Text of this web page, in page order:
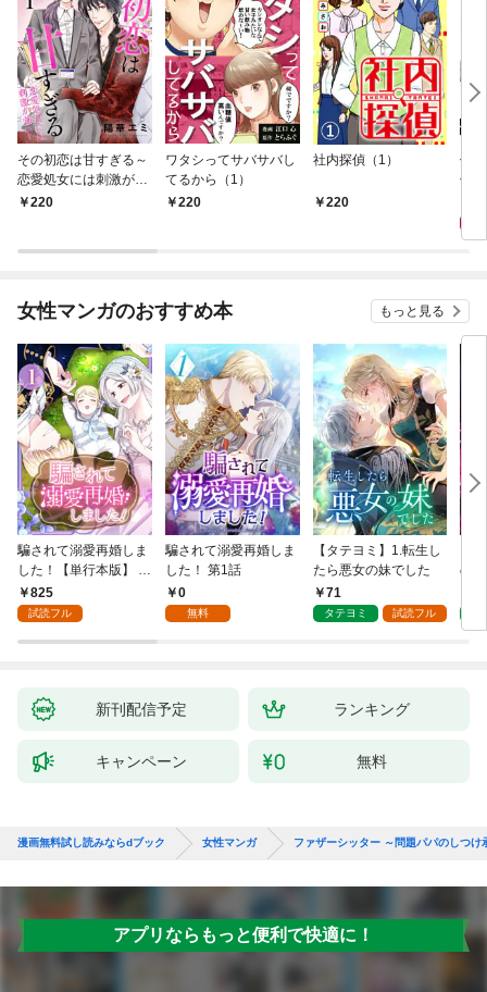
その初恋は甘すぎる～
恋愛処女には刺激が強
い～（1）
220
ワタシってサバサバし
てるから（1）
220
社内探偵（1）
220
使
伝
女性マンガのおすすめ本 もっと見る
騙されて溺愛再婚しま
した！【単行本版】 1
巻825
試読フル
騙されて溺愛再婚しま
した！ 第1話
0
無料
【タテヨミ】1.転生し
たら悪女の妹でした
71
タテヨミ 試読フル
の
新刊配信予定 ランキング
キャンペーン 無料
漫画無料試し読みならdブック 女性マンガ ファザーシッター ～問題パパのしつけ
アプリならもっと便利で快適に！